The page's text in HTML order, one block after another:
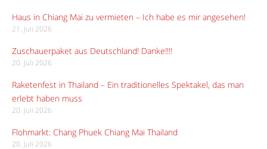
Haus in Chiang Mai zu vermieten – Ich habe es mir angesehen!
21. Juli 2026
Zuschauerpaket aus Deutschland! Danke!!!!
20. Juli 2026
Raketenfest in Thailand – Ein traditionelles Spektakel, das man
erlebt haben muss
20. Juli 2026
Flohmarkt: Chang Phuek Chiang Mai Thailand
20. Juli 2026